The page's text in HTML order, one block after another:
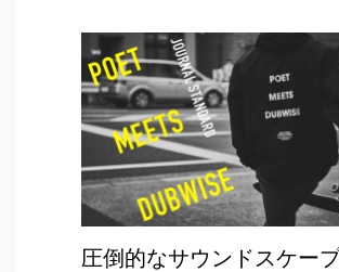
圧倒的なサウンドスケー